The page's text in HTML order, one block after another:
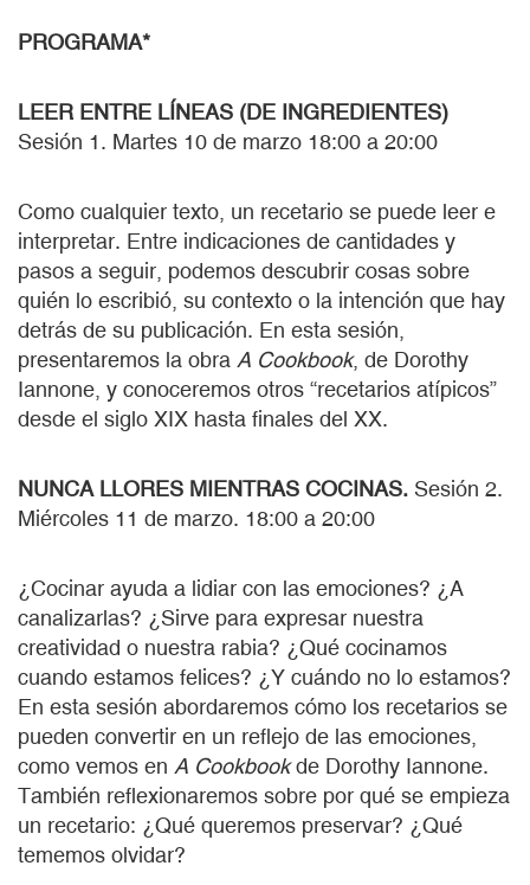
PROGRAMA*
LEER ENTRE LÍNEAS (DE INGREDIENTES)
Sesión 1. Martes 10 de marzo 18:00 a 20:00
Como cualquier texto, un recetario se puede leer e
interpretar. Entre indicaciones de cantidades y
pasos a seguir, podemos descubrir cosas sobre
quién lo escribió, su contexto o la intención que hay
detrás de su publicación. En esta sesión,
presentaremos la obra A Cookbook, de Dorothy
Iannone, y conoceremos otros “recetarios atípicos”
desde el siglo XIX hasta finales del XX.
NUNCA LLORES MIENTRAS COCINAS. Sesión 2.
Miércoles 11 de marzo. 18:00 a 20:00
¿Cocinar ayuda a lidiar con las emociones? ¿A
canalizarlas? ¿Sirve para expresar nuestra
creatividad o nuestra rabia? ¿Qué cocinamos
cuando estamos felices? ¿Y cuándo no lo estamos?
En esta sesión abordaremos cómo los recetarios se
pueden convertir en un reflejo de las emociones,
como vemos en A Cookbookde Dorothy Iannone.
También reflexionaremos sobre por qué se empieza
un recetario: ¿Qué queremos preservar? ¿Qué
tememos olvidar?